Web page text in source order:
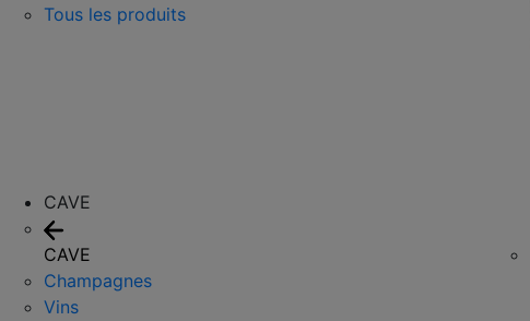
Tous les produits
CAVE
CAVE
Champagnes
Vins